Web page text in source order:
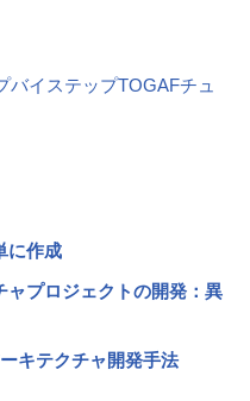
バイステップTOGAFチュ
に作成
ャプロジェクトの開発：異
キテクチャ開発手法